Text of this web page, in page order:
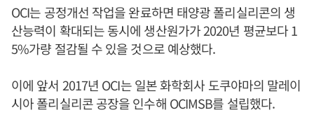
OCI는 공정개선 작업을 완료하면 태양광 폴리실리콘의 생
산능력이 확대되는 동시에 생산원가가 2020년 평균보다 1
5%가량 절감될 수 있을 것으로 예상했다.
이에 앞서 2017년 OCI는 일본 화학회사 도쿠야마의 말레이
시아 폴리실리콘 공장을 인수해 OCIMSB를 설립했다.